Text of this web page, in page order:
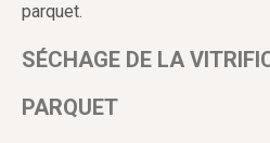
parquet.
SÉCHAGE DE LA
PARQUET